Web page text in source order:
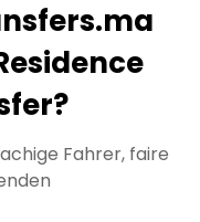
Fahrer, faire